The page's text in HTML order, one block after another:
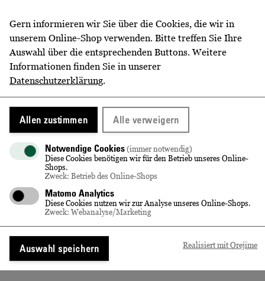
Gern informieren wir Sie über die Cookies, die wir in
unserem Online-Shop verwenden. Bitte treffen Sie Ihre
Auswahl über die entsprechenden Buttons. Weitere
Informationen finden Sie in unserer
Datenschutzerklärung
Allen zustimmen Alle verweigern
Notwendige Cookies (immer notwendig)
Diese Cookies benötigen wir für den Betrieb unseres Online-
Shops.
Zweck: Betrieb des Online-Shops
Matomo Analytics
Diese Cookies nutzen wir zur Analyse unseres Online-Shops.
Zweck: Webanalyse/Marketing
Auswahl speichern Realisiert mit Orejime
Porzellanmanufaktur Meissen
Die Porzellanmanufaktur Meissen steht seit ihrer
Gründung 1710 für höchste Porzellanqualität und
außerordentliche Handwerkskunst. Dessen
Schwerter, steht weltweit für diese Attribute ein. Die
Qualität Meissener Porzellans beginnt im manufaktur­
eigenen Bergwerk unweit von Meißen, in dem tagtäglich
reinstes Kaolin abgebaut wird. Die weiße Tonerde ist
der Schlüssel zu der signifikanten Strahlkraft Meissener
Porzellans. Die richtige Mi­schung des Kaolins mit
einheimischem Feldspat und Quarz wur­de in Meißen in
über 300 Jahren verfeinert und wird bis heute von
Hand hergestellt.